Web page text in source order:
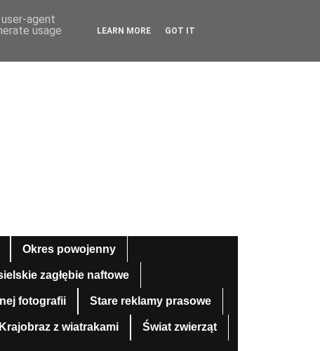
Okres powojenny
zagłębie naftowe
fotografii Stare reklamy prasowe
Krajobraz z wiatrakami Świat zwierząt
agent
usage
LEARN MORE GOT IT